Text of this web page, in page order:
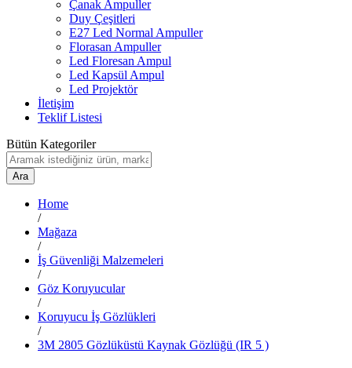
Çanak Ampuller
Duy Çeşitleri
E27 Led Normal Ampuller
Florasan Ampuller
Led Floresan Ampul
Led Kapsül Ampul
Led Projektör
İletişim
Teklif Listesi
Bütün Kategoriler
Ara
Home
/
Mağaza
/
İş Güvenliği Malzemeleri
/
Göz Koruyucular
/
Koruyucu İş Gözlükleri
/
3M 2805 Gözlüküstü Kaynak Gözlüğü (IR 5 )